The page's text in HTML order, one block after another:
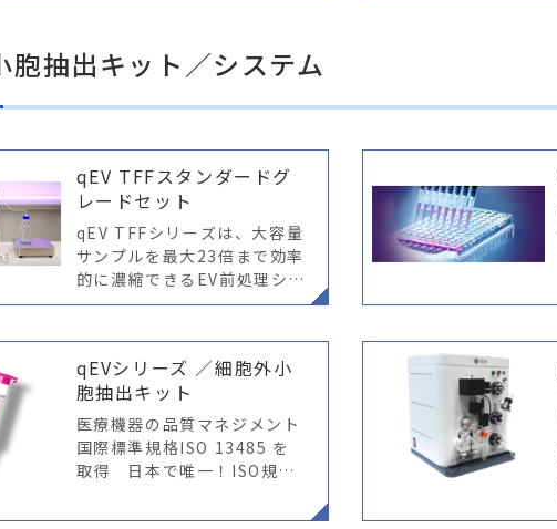
胞抽出キット／システム
qEV TFFスタンダードグ
レードセット
qEV TFFシリーズは、大容量
サンプルを最大23倍まで効率
的に濃縮できるEV前処理シス
テムです。
qEVシリーズ ／細胞外小
胞抽出キット
医療機器の品質マネジメント
国際標準規格ISO 13485 を
取得 日本で唯一！ISO規格
キット ※ qEV、AFCは基礎